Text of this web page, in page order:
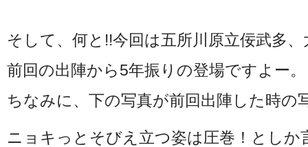
そして、何と!!今回は五所川原立佞武多
前回の出陣から5年振りの登場ですよー。
ちなみに、下の写真が前回出陣した時の
ニョキっとそびえ立つ姿は圧巻！とし